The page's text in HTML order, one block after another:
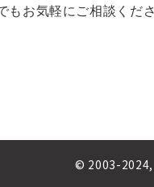
お気軽にご相談くださ
© 2003-